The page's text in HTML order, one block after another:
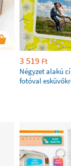
3 519 Ft
Négyzet alakú
fotóval